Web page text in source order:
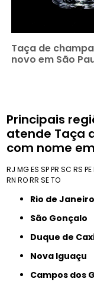
Taça de
novo em São
Principais
atende Taça
com nome
RJ MGES SPPR SC RS PE
RN RORR SETO
Rio de Janeiro
São Gonçalo
Duque de
Nova Iguaçu
Campos dos